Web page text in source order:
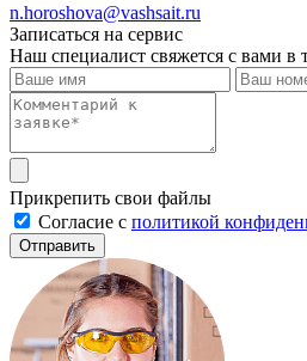
n.horoshova@vashsait.ru
Записаться на сервис
Наш специалист свяжется с вами в
Прикрепить свои файлы
Cогласие с политикой
Отправить